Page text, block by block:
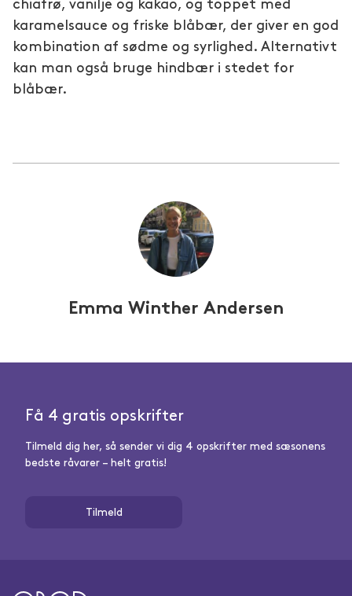
chiafrø, vanilje og kakao, og toppet med
karamelsauce og friske blåbær, der giver en god
kombination af sødme og syrlighed. Alternativt
kan man også bruge hindbær i stedet for
blåbær.
Emma Winther Andersen
Få 4 gratis opskrifter
Tilmeld dig her, så sender vi dig 4 opskrifter med sæsonens
bedste råvarer – helt gratis!
Tilmeld